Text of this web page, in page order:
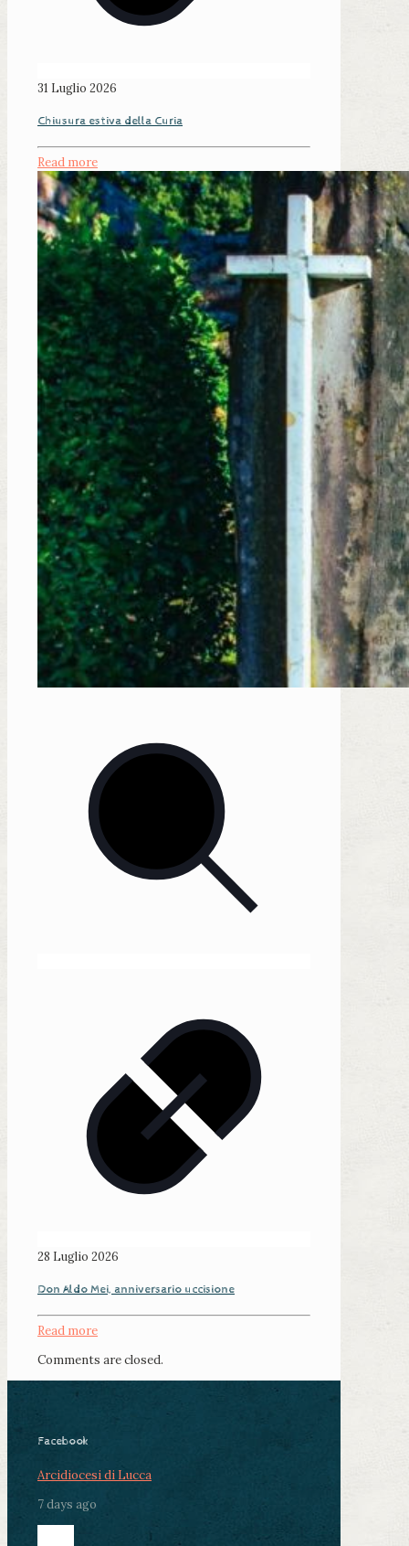
31 Luglio 2026
Chiusura estiva della Curia
Read more
28 Luglio 2026
Don Aldo Mei, anniversario uccisione
Read more
Comments are closed.
Facebook
Arcidiocesi di Lucca
7 days ago